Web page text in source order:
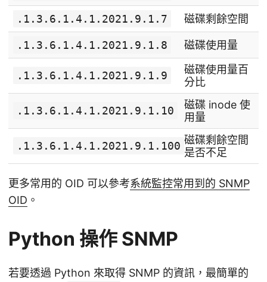
.1.3.6.1.4.1.2021.9.1.7 磁碟剩餘空間
.1.3.6.1.4.1.2021.9.1.8 磁碟使用量
.1.3.6.1.4.1.2021.9.1.9
磁碟使用量百
分比
.1.3.6.1.4.1.2021.9.1.10
磁碟 inode 使
用量
.1.3.6.1.4.1.2021.9.1.100 磁碟剩餘空間
是否不足
更多常用的 OID 可以參考系統監控常用到的 SNMP
OID 。
Python 操作 SNMP
若要透過 Python 來取得 SNMP 的資訊，最簡單的